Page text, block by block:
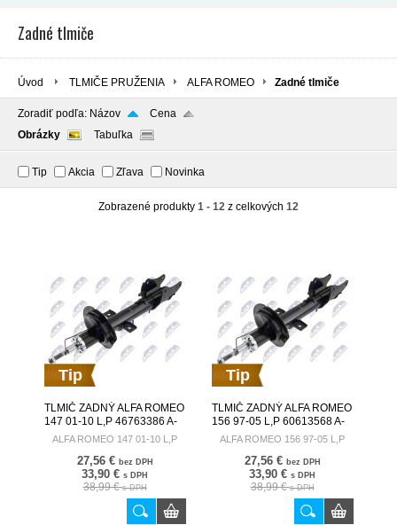
Zadné tlmiče
Úvod TLMIČE PRUŽENIA ALFA ROMEO Zadné tlmiče
Zoradiť podľa: Názov
Cena
Obrázky
Tabuľka
Tip Akcia Zľava Novinka
Zobrazené produkty 1 - 12 z celkových 12
Tip
TLMIČ ZADNÝ ALFA ROMEO
147 01-10 L,P 46763386 A-
AR-010
ALFA ROMEO 147 01-10 L,P
27,56 € bez DPH
33,90 € s DPH
38,99 €s DPH
Tip
TLMIČ ZADNÝ ALFA ROMEO
156 97-05 L,P 60613568 A-
AR-009
ALFA ROMEO 156 97-05 L,P
27,56 € bez DPH
33,90 € s DPH
38,99 €s DPH